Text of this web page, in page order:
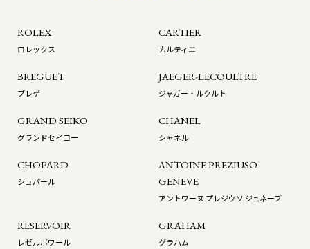
ROLEX
ロレックス
CARTIER
カルティエ
BREGUET
ブレゲ
JAEGER-LECOULTRE
ジャガー・ルクルト
GRAND SEIKO
グランドセイコー
CHANEL
シャネル
CHOPARD
ショパール
ANTOINE PREZIUSO
GENEVE
アントワーヌ プレジウソ ジュネーブ
RESERVOIR
レゼルボワール
GRAHAM
グラハム